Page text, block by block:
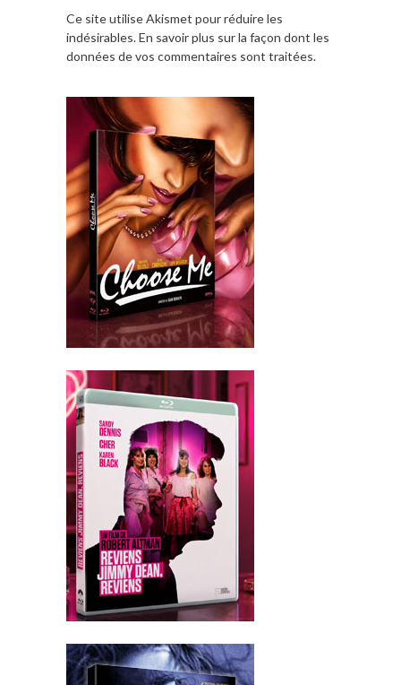
Ce site utilise Akismet pour réduire les
indésirables.En savoir plus sur la façon dont les
données de vos commentaires sont traitées.